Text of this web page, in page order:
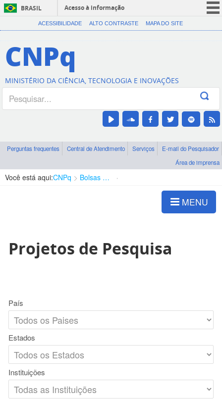
BRASIL
Acesso à informação
CORONAVÍRUS (COVID-19)
Canais
ACESSIBILIDADE ALTO CONTRASTE MAPA DO SITE
CNPq
MINISTÉRIO DA CIÊNCIA, TECNOLOGIA E INOVAÇÕES
Perguntas frequentes Central de Atendimento Serviços
E-mail do Pesquisador
Área de imprensa
Você está aqui:CNPq Bolsas e Auxílios Vigentes
MENU
Projetos de Pesquisa
País
Estados
Instituições